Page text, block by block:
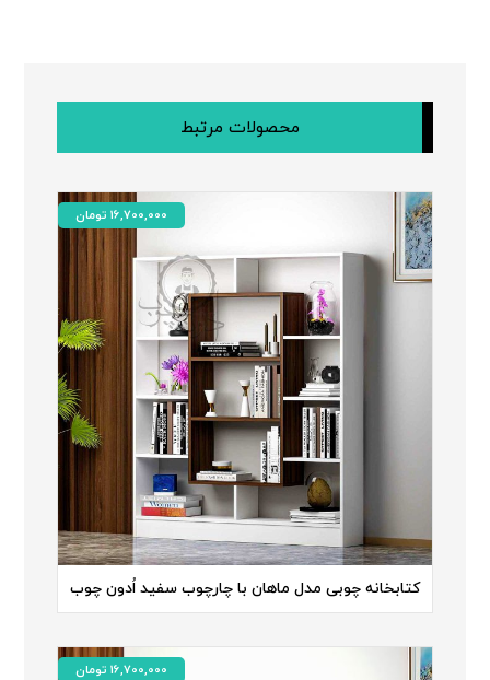
محصولات مرتبط
کتابخانه چوبی مدل ماهان با چارچوب سفید اُدون چوب
16,700,000 تومان
16,700,000 تومان